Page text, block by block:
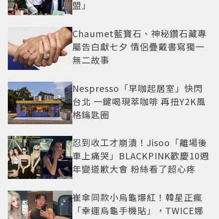
盟」
Chaumet藍寶石、神秘鑽石藏專
屬告白獻七夕 情侶疊戴書寫獨一
無二故事
Nespresso「早咖起居室」快閃
台北 一鍵喝現萃咖啡 再扭Y2K風
格鑰匙圈
忍到收工才崩潰！Jisoo「離場後
車上痛哭」BLACKPINK歡慶10週
年變道歉大會 粉絲看了超心疼
崔傘同款小烏龜爆紅！韓星正瘋
「幸運烏龜手機貼」，TWICE娜